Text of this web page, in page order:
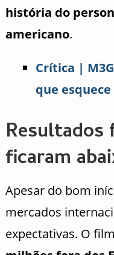
história do
americano.
Crítica |
que
Resultados
ficaram
Apesar do bom
mercados
expectativas. O